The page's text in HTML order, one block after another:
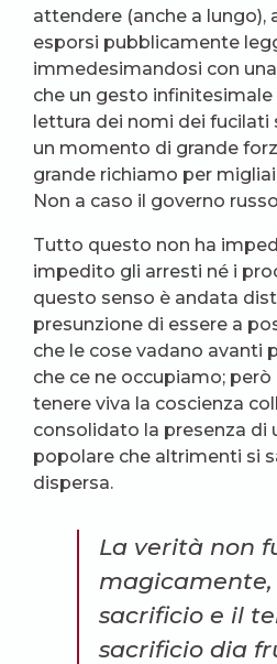
attendere (anche a lungo),
esporsi pubblicamente
immedesimandosi con
che un gesto
lettura dei nomi dei fucilati
un momento di grande
grande richiamo per
Non a caso il governo
Tutto questo non ha
impedito gli arresti né i
questo senso è andata
presunzione di essere a
che le cose vadano avanti
che ce ne occupiamo;
tenere viva la coscienza
consolidato la presenza di
popolare che altrimenti si
dispersa.
La verità non
magicamente,
sacrificio e il
sacrificio dia